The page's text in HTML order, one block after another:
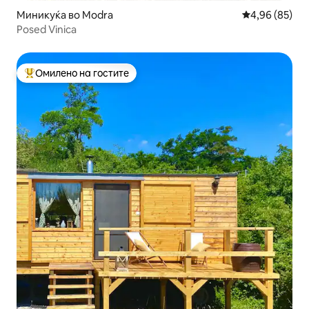
Миникуќа во Modra Просечна
4,96 (85)
Posed Vinica
Меѓу најуспешните „Омилени на гостите“
Омилено на гостите